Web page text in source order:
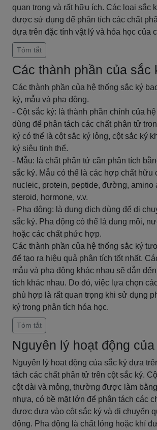
quan trọng và rất hữu ích. Các loại sắc
được sử dụng để phân tích các chất
dựa trên đặc tính vật lý và hóa học của
Tóm tắt
Các thành phần của sắc
Các thành phần của hệ thống sắc ký
ký, mẫu và pha động.
- Cột sắc ký: là thành phần chính của
dùng để phân tách các chất phân tử
ký có thể là cột sắc ký lỏng, cột sắc ký
ký siêu tinh thể.
- Mẫu: là chất phân tử cần phân tích
sắc ký. Mẫu có thể là các hợp chất hữu
nucleic, protein, peptide, đường, amino
steroid, hormone, v.v.
- Pha động: là dung dịch dùng để di
sắc ký. Pha động có thể là dung môi,
hoặc các chất phức hợp.
Các thành phần của hệ thống sắc ký
để tạo ra hiệu quả phân tích tốt nhất.
mẫu và pha động khác nhau sẽ dẫn
tích khác nhau. Do đó, việc lựa chọn
phù hợp là rất quan trọng khi sử dụng
ký trong phân tích hóa học.
Tóm tắt
Nguyên lý hoạt động
Nguyên lý hoạt động của sắc ký dựa
tách các chất phân tử trên cột sắc ký.
cột dài và mỏng, thường được làm
nhựa, có bề mặt lớn để phân tách các
được đưa vào cột sắc ký và di chuyển
động. Pha động là chất lỏng hoặc khí